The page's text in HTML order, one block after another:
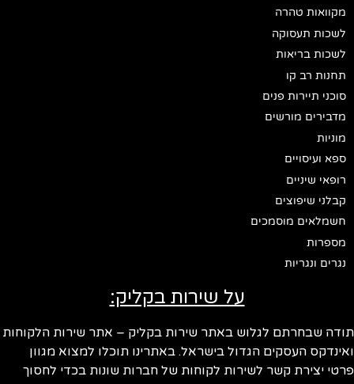
מקוואות טהרה
לשכות תעסוקה
לשכות בריאות
תחנות רב קו
סוכני תיירות פנים
מדבירים מורשים
מוניות
ספא ועיסויים
רופאי שיניים
קבלני שיפוצים
חשמלאים מוסמכים
מספרות
נגרים ונגריות
על שירות בקליק:
תודה שבחרתם לגלוש באתר שירות בקליק – אתר שירות הלקוחות
ואינדקס העסקים הגדול בישראל. באתרינו תוכלו למצוא מגוון
פרטי יצירת קשר לשירות לקוחות של חברות שונות בכדי לחסוך